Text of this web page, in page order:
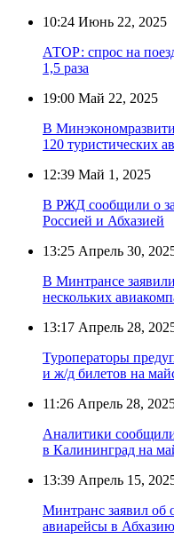
10:24 Июнь 22, 2025
АТОР: спрос на
1,5 раза
19:00 Май 22, 2025
В
120 туристических
12:39 Май 1, 2025
В РЖД сообщили о
Россией и Абхазией
13:25 Апрель 30,
В Минтрансе
нескольких
13:17 Апрель 28,
Туроператоры
и ж/д билетов на
11:26 Апрель 28,
Аналитики
в Калининград на
13:39 Апрель 15,
Минтранс заявил об
авиарейсы в Абхазию